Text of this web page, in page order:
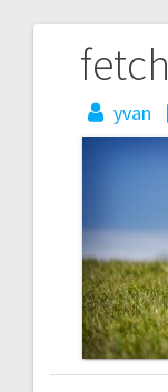
yvan
l’article